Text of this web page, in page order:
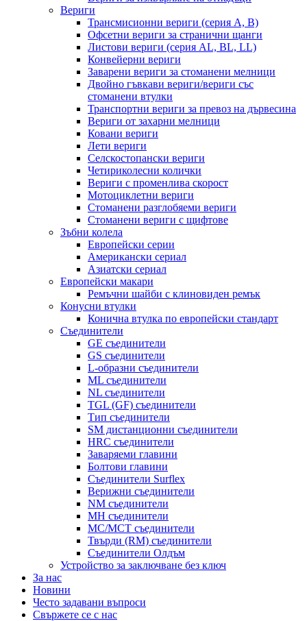
Вериги
Трансмисионни вериги (серия A, B)
Офсетни вериги за странични щанги
Листови вериги (серия AL, BL, LL)
Конвейерни вериги
Заварени вериги за стоманени мелници
Двойно гъвкави вериги/вериги със
стоманени втулки
Транспортни вериги за превоз на дървесина
Вериги от захарни мелници
Ковани вериги
Лети вериги
Селскостопански вериги
Четириколесни колички
Вериги с променлива скорост
Мотоциклетни вериги
Стоманени разглобяеми вериги
Стоманени вериги с щифтове
Зъбни колела
Европейски серии
Американски сериал
Азиатски сериал
Европейски макари
Ремъчни шайби с клиновиден ремък
Конусни втулки
Конична втулка по европейски стандарт
Съединители
GE съединители
GS съединители
L-образни съединители
ML съединители
NL съединители
TGL (GF) съединители
Тип съединители
SM дистанционни съединители
HRC съединители
Заваряеми главини
Болтови главини
Съединители Surflex
Верижни съединители
NM съединители
MH съединители
MC/MCT съединители
Твърди (RM) съединители
Съединители Олдъм
Устройство за заключване без ключ
За нас
Новини
Често задавани въпроси
Свържете се с нас